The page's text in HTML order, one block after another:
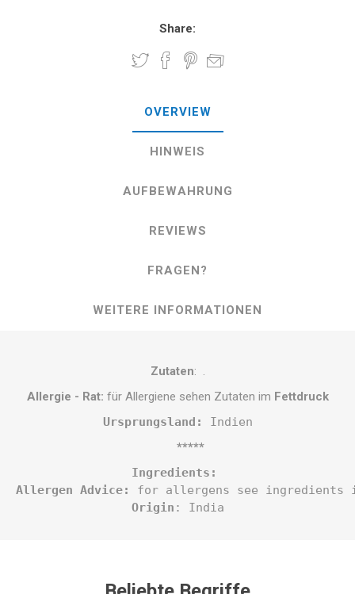
Share:
OVERVIEW
HINWEIS
AUFBEWAHRUNG
REVIEWS
FRAGEN?
WEITERE INFORMATIONEN
Zutaten: .
Allergie - Rat: für Allergiene sehen Zutaten im Fettdruck
Ursprungsland:
Indien
*****
Ingredients:
Allergen Advice:
for allergens see
Origin : India